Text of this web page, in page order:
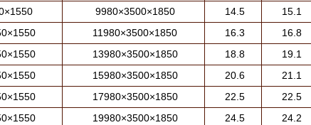
9980×3500×1850 14.5 15.1
11980×3500×1850 16.3 16.8
13980×3500×1850 18.8 19.1
15980×3500×1850 20.6 21.1
17980×3500×1850 22.5 22.5
19980×3500×1850 24.5 24.2